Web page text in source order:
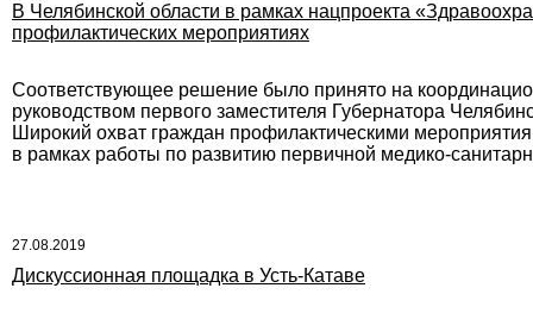
В Челябинской области в рамках нацпроекта
профилактических мероприятиях
Соответствующее решение было принято на
руководством первого заместителя Губернатора
Широкий охват граждан профилактическими
в рамках работы по развитию первичной медико-
27.08.2019
Дискуссионная площадка в Усть-Катаве